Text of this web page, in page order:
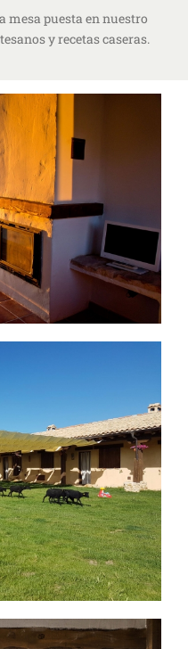
mesa puesta en nuestro
y recetas caseras.